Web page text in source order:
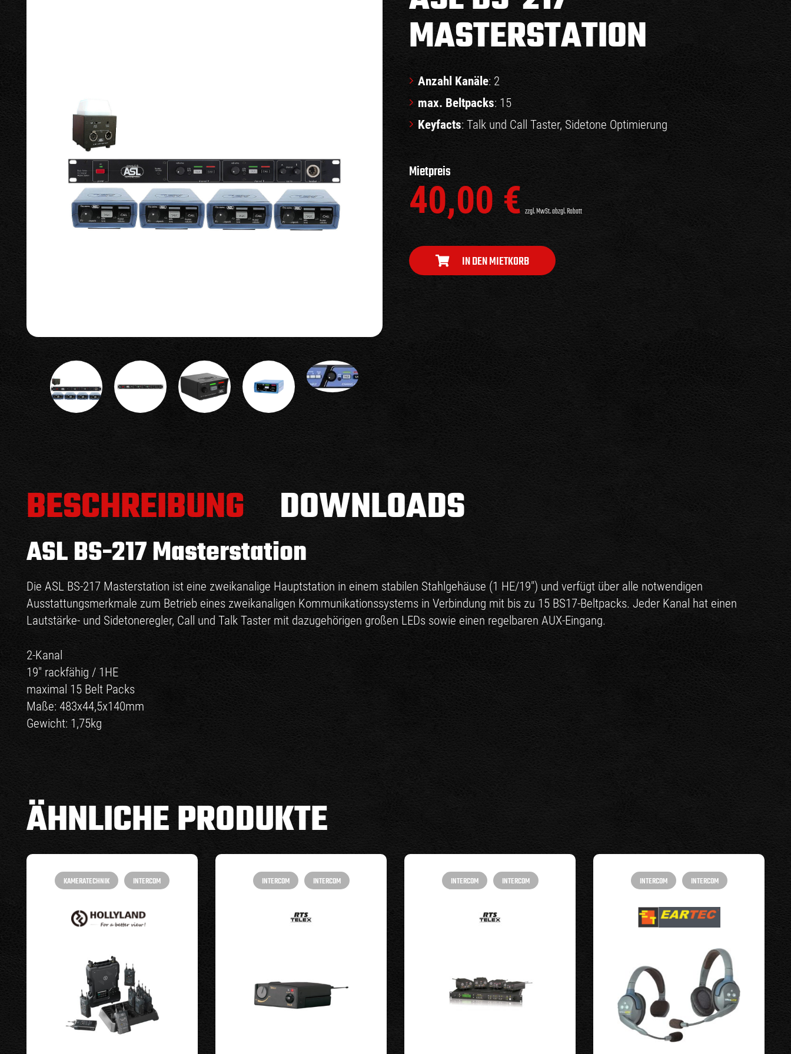
MASTERSTATION
Anzahl Kanäle: 2
max. Beltpacks: 15
Keyfacts: Talk und Call Taster, Sidetone Optimierung
Mietpreis
40,00 € zzgl. MwSt. abzgl. Rabatt
IN DEN MIETKORB
BESCHREIBUNG DOWNLOADS
ASL BS-217 Masterstation
Die ASL BS-217 Masterstation ist eine zweikanalige Hauptstation in einem stabilen Stahlgehäuse (1 HE/19") und verfügt über alle notwendigen
Ausstattungsmerkmale zum Betrieb eines zweikanaligen Kommunikationssystems in Verbindung mit bis zu 15 BS17-Beltpacks. Jeder Kanal hat einen
Lautstärke- und Sidetoneregler, Call und Talk Taster mit dazugehörigen großen LEDs sowie einen regelbaren AUX-Eingang.
2-Kanal
19" rackfähig / 1HE
maximal 15 Belt Packs
Maße: 483x44,5x140mm
Gewicht: 1,75kg
ÄHNLICHE PRODUKTE
KAMERATECHNIK INTERCOM INTERCOM INTERCOM INTERCOM INTERCOM INTERCOM INTERCOM